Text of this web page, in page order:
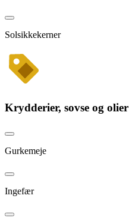
Solsikkekerner
Krydderier, sovse og olier
Gurkemeje
Ingefær